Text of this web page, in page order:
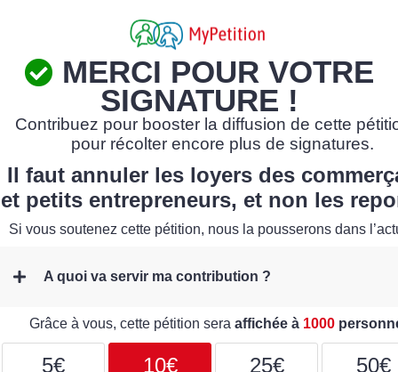
MERCI POUR VOTRE
SIGNATURE !
Contribuez pour booster la diffusion de cette
pour récolter encore plus de signatures.
Il faut annuler les loyers des
et petits entrepreneurs, et non les
Si vous soutenez cette pétition, nous la pousserons dans
A quoi va servir ma contribution ?
Grâce à vous, cette pétition sera affichée à 1000
5€ 10€ 25€ 50€